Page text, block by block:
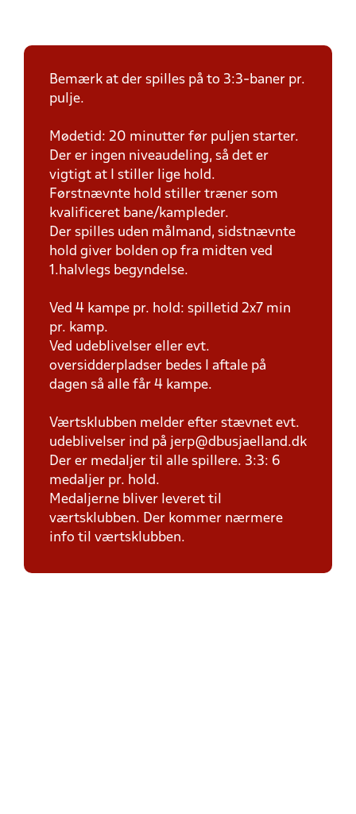
Bemærk at der spilles på to 3:3-baner pr.
pulje.
Mødetid: 20 minutter før puljen starter.
Der er ingen niveaudeling, så det er
vigtigt at I stiller lige hold.
Førstnævnte hold stiller træner som
kvalificeret bane/kampleder.
Der spilles uden målmand, sidstnævnte
hold giver bolden op fra midten ved
1.halvlegs begyndelse.
Ved 4 kampe pr. hold: spilletid 2x7 min
pr. kamp.
Ved udeblivelser eller evt.
oversidderpladser bedes I aftale på
dagen så alle får 4 kampe.
Værtsklubben melder efter stævnet evt.
udeblivelser ind på jerp@dbusjaelland.dk
Der er medaljer til alle spillere. 3:3: 6
medaljer pr. hold.
Medaljerne bliver leveret til
værtsklubben. Der kommer nærmere
info til værtsklubben.